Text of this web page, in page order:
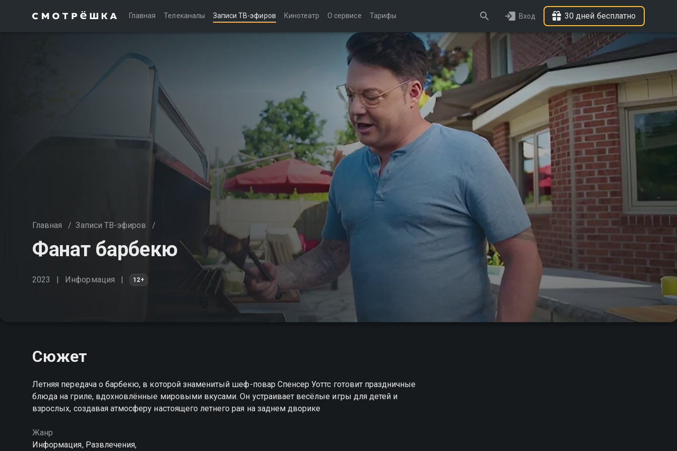
Главная Телеканалы Записи ТВ-эфиров Кинотеатр О сервисе Тарифы Вход 30 дней бесплатно
Главная / Записи ТВ-эфиров /
Фанат барбекю
2023 Информация 12+
Сюжет
Летняя передача о барбекю, в которой знаменитый шеф-повар Спенсер Уоттс готовит праздничные
блюда на гриле, вдохновлённые мировыми вкусами. Он устраивает весёлые игры для детей и
взрослых, создавая атмосферу настоящего летнего рая на заднем дворике
Жанр
Информация, Развлечения,